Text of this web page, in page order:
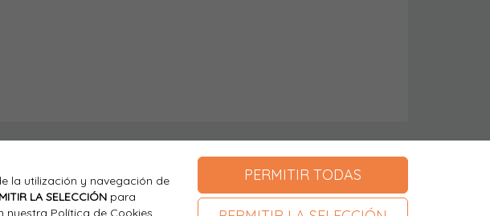
la utilización y navegación de
LA SELECCIÓN para
Política de Cookies.
PERMITIR TODAS